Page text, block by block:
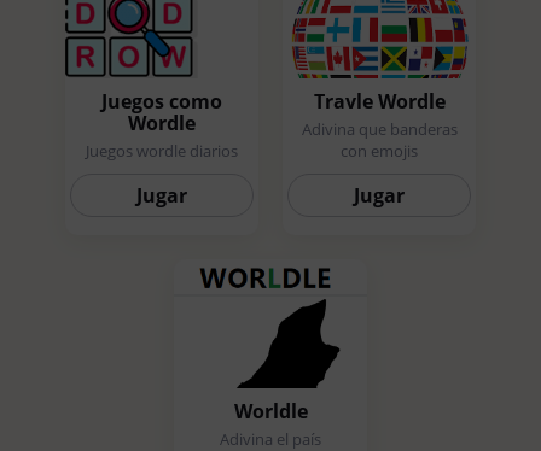
Juegos como
Wordle
Juegos wordle diarios
Jugar
Travle Wordle
Adivina que banderas
con emojis
Jugar
Worldle
Adivina el país